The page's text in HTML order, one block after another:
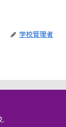
学校管理者
.